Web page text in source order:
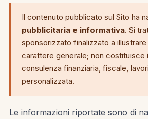
Il contenuto pubblicato sul Sito ha
pubblicitaria e informativa. Si
sponsorizzato finalizzato a
carattere generale; non costituisce
consulenza finanziaria, fiscale,
personalizzata.
Le informazioni riportate sono di